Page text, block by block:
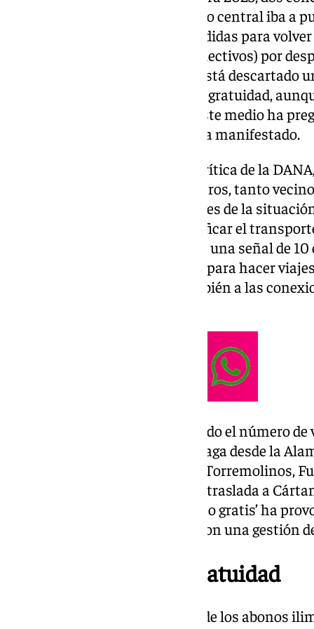
en Málaga. En teoría, el Gobierno central iba a
de noviembre el fin de estas medidas para
reducciones a determinados colectivos) por
Todavía no hay confirmado ni está descartado
Ejecutivo siga apostando por la gratuidad,
horizonte electoral a la vista. Este medio ha
sin que el departamento se haya manifestado.
Sin embargo, con la situación crítica de la
sentido. Pero son miles los viajeros, tanto
Aeropuerto, que están pendientes de la
propuesta del Gobierno de bonificar el
basta con pagar una señal de
se reembolsa una vez utilizado, para hacer
disponibles. Esto se aplica también a las
Estas medidas han incrementado el número
estrella, la C-1, que conecta Málaga desde la
Aeropuerto y las localidades de Torremolinos,
de la C-2 que desde la capital se traslada a
También en todo el país ‘el efecto gratis’ ha
principales capitales del país, con una gestión
Precios antes de la gratuidad
Antes de las medidas, el precio de los abonos